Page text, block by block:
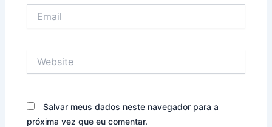
Salvar meus dados neste navegador para a
próxima vez que eu comentar.